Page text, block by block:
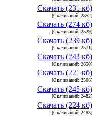
Скачать (231 кб)
[Скачиваний: 2852]
Скачать (274 кб)
[Скачиваний: 2529]
Скачать (239 кб)
[Скачиваний: 2571]
Скачать (243 кб)
[Скачиваний: 2650]
Скачать (221 кб)
[Скачиваний: 2506]
Скачать (245 кб)
[Скачиваний: 2482]
Скачать (224 кб)
[Скачиваний: 2483]